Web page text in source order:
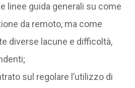
linee guida generali su come
da remoto, ma come
diverse lacune e difficoltà,
sul regolare l’utilizzo di